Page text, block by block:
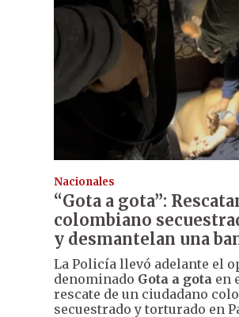
Nacionales
“Gota a gota”:
colombiano
y desmantelan una
La Policía llevó adelante el
denominado Gota a gota en
rescate de un ciudadano
secuestrado y torturado en